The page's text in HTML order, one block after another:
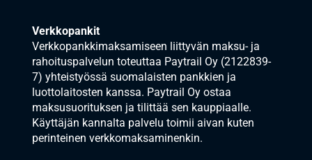
Verkkopankit
Verkkopankkimaksamiseen liittyvän maksu- ja
rahoituspalvelun toteuttaa Paytrail Oy (2122839-
7) yhteistyössä suomalaisten pankkien ja
luottolaitosten kanssa. Paytrail Oy ostaa
maksusuorituksen ja tilittää sen kauppiaalle.
Käyttäjän kannalta palvelu toimii aivan kuten
perinteinen verkkomaksaminenkin.